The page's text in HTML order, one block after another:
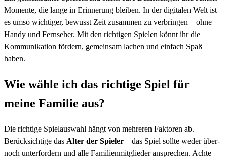
Momente, die lange in Erinnerung bleiben. In der digitalen Welt ist
es umso wichtiger, bewusst Zeit zusammen zu verbringen – ohne
Handy und Fernseher. Mit den richtigen Spielen könnt ihr die
Kommunikation fördern, gemeinsam lachen und einfach Spaß
haben.
Wie wähle ich das richtige Spiel für
meine Familie aus?
Die richtige Spielauswahl hängt von mehreren Faktoren ab.
Berücksichtige das Alter der Spieler – das Spiel sollte weder über-
noch unterfordern und alle Familienmitglieder ansprechen. Achte